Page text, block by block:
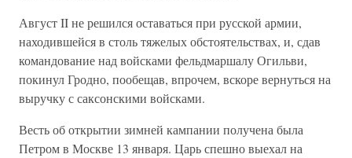
Август II не решился оставаться при русской армии,
находившейся в столь тяжелых обстоятельствах, и, сдав
командование над войсками фельдмаршалу Огильви,
покинул Гродно, пообещав, впрочем, вскоре вернуться на
выручку с саксонскими войсками.
Весть об открытии зимней кампании получена была
Петром в Москве 13 января. Царь спешно выехал на